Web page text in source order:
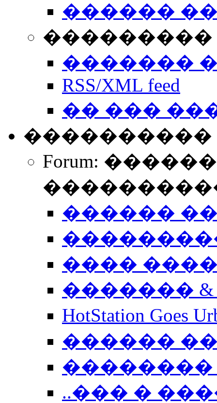
������
���������
�������
RSS/XML feed
�� ���
����������
Forum:
������
����
�������
HotStation
������
��������
..��� �